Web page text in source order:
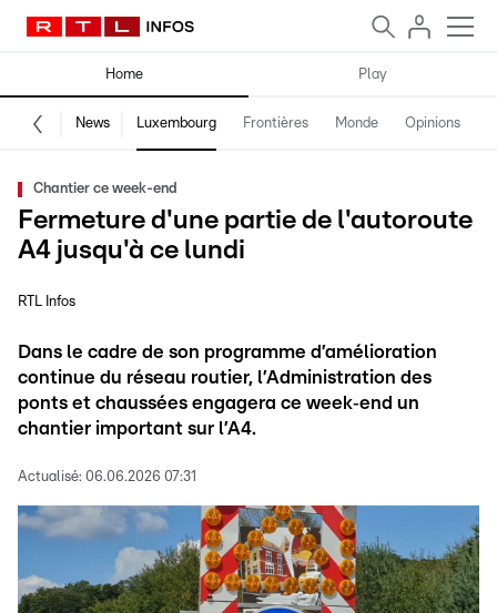
Home Play
News Luxembourg Frontières Monde Opinions
Chantier ce week-end
Fermeture d'une partie de l'autoroute
A4 jusqu'à ce lundi
RTL Infos
Dans le cadre de son programme d’amélioration
continue du réseau routier, l’Administration des
ponts et chaussées engagera ce week‑end un
chantier important sur l’A4.
Actualisé: 06.06.2026 07:31